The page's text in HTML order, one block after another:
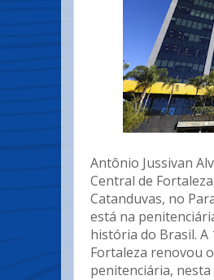
Antônio Jussivan
Central de
Catanduvas, no
está na
história do Brasil. A
Fortaleza renovou
penitenciária, nesta